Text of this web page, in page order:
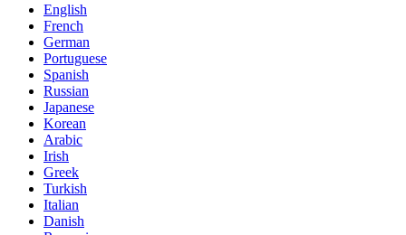
English
French
German
Portuguese
Spanish
Russian
Japanese
Korean
Arabic
Irish
Greek
Turkish
Italian
Danish